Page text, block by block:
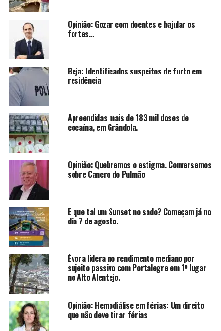
Opinião: Gozar com doentes e bajular os
fortes…
Beja: Identificados suspeitos de furto em
residência
Apreendidas mais de 183 mil doses de
cocaína, em Grândola.
Opinião: Quebremos o estigma. Conversemos
sobre Cancro do Pulmão
E que tal um Sunset no sado? Começam já no
dia 7 de agosto.
Évora lidera no rendimento mediano por
sujeito passivo com Portalegre em 1º lugar
no Alto Alentejo.
Opinião: Hemodiálise em férias: Um direito
que não deve tirar férias